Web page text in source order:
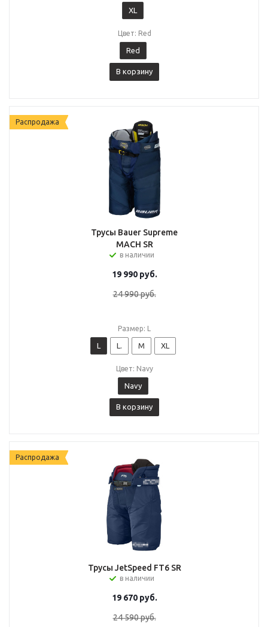
XL
Цвет: Red
Red
В корзину
Распродажа
Трусы Bauer Supreme
MACH SR
в наличии
19 990руб.
24 990руб.
Размер: L
L L. M XL
Цвет: Navy
Navy
В корзину
Распродажа
Трусы JetSpeed FT6 SR
в наличии
19 670руб.
24 590руб.